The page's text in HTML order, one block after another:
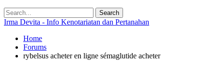
Irma Devita - Info Kenotariatan dan Pertanahan
Home
Forums
rybelsus acheter en ligne sémaglutide acheter